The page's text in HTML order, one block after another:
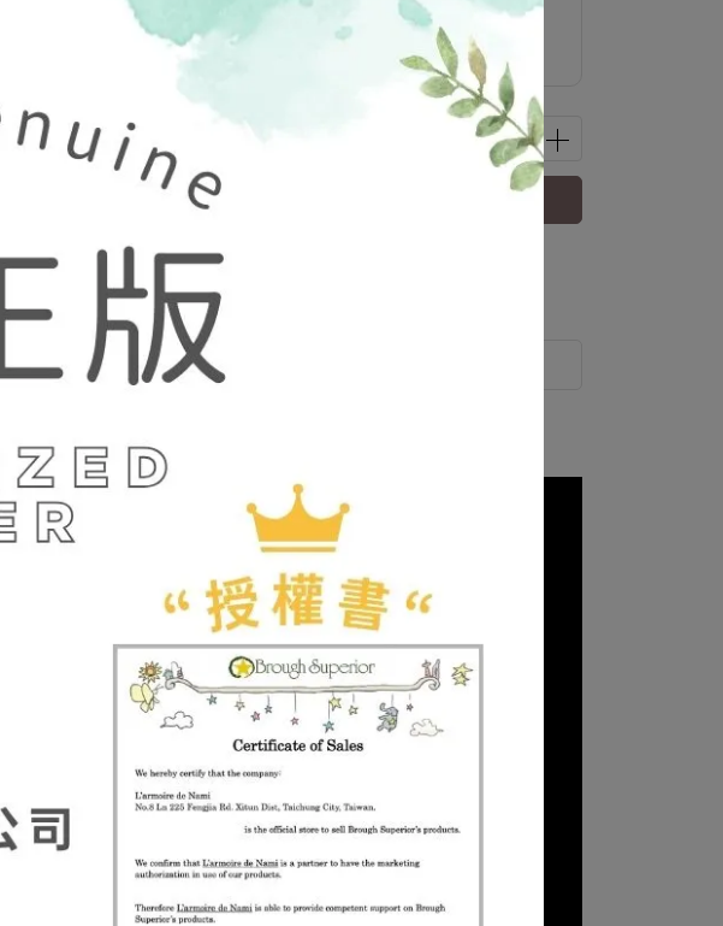
惠(折扣於購物車顯示)
已售完，貨到通知我
最愛 此商品 「 最高 」可以折抵紅利